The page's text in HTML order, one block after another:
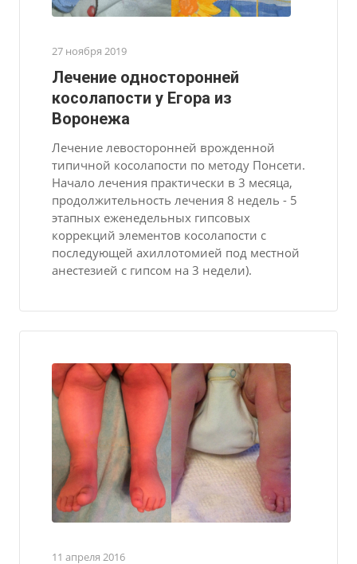
27 ноября 2019
Лечение односторонней
косолапости у Егора из
Воронежа
Лечение левосторонней врожденной
типичной косолапости по методу Понсети.
Начало лечения практически в 3 месяца,
продолжительность лечения 8 недель - 5
этапных еженедельных гипсовых
коррекций элементов косолапости с
последующей ахиллотомией под местной
анестезией с гипсом на 3 недели).
11 апреля 2016